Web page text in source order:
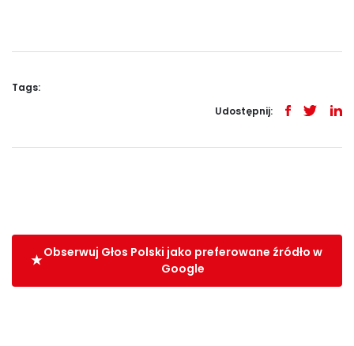
Tags:
Udostępnij:
Obserwuj Głos Polski jako preferowane źródło w
Google